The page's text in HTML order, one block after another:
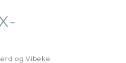
og Vibeke